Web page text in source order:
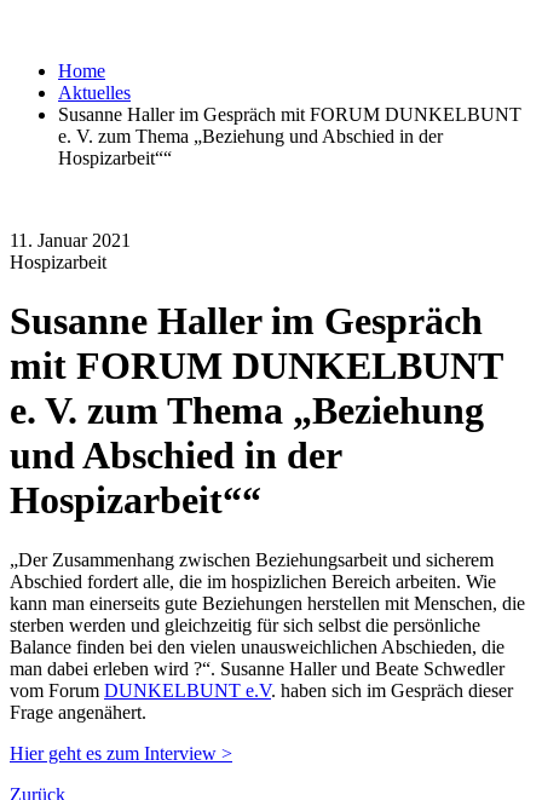
Home
Aktuelles
Susanne Haller im Gespräch mit FORUM DUNKELBUNT
e. V. zum Thema „Beziehung und Abschied in der
Hospizarbeit““
11. Januar 2021
Hospizarbeit
Susanne Haller im Gespräch
mit FORUM DUNKELBUNT
e. V. zum Thema „Beziehung
und Abschied in der
Hospizarbeit““
„Der Zusammenhang zwischen Beziehungsarbeit und sicherem
Abschied fordert alle, die im hospizlichen Bereich arbeiten. Wie
kann man einerseits gute Beziehungen herstellen mit Menschen, die
sterben werden und gleichzeitig für sich selbst die persönliche
Balance finden bei den vielen unausweichlichen Abschieden, die
man dabei erleben wird ?“. Susanne Haller und Beate Schwedler
vom Forum DUNKELBUNT e.V. haben sich im Gespräch dieser
Frage angenähert.
Hier geht es zum Interview >
Zurück